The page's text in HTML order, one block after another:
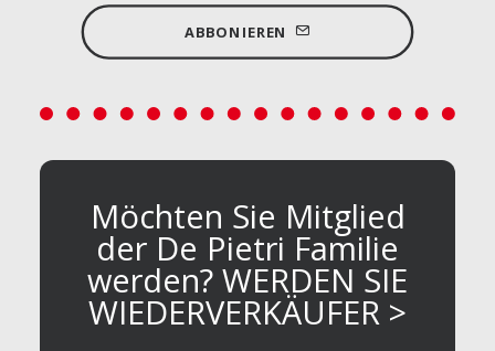
ABBONIEREN
Möchten Sie Mitglied
der De Pietri Familie
werden? WERDEN SIE
WIEDERVERKÄUFER >